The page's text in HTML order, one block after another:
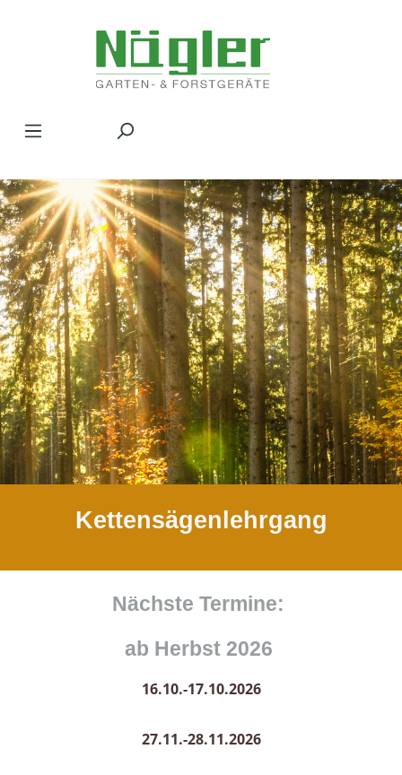
Kettensägenlehrgang
Nächste Termine:
ab Herbst 2026
16.10.-17.10.2026
27.11.-28.11.2026